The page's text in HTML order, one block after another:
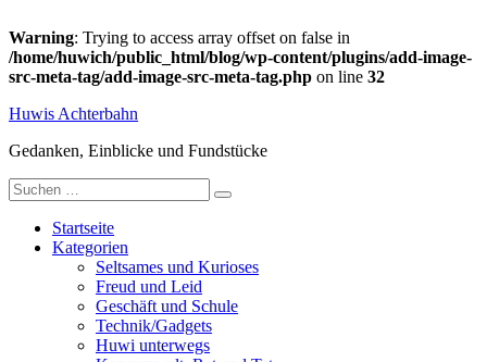
Warning: Trying to access array offset on false in
/home/huwich/public_html/blog/wp-content/plugins/add-image-
src-meta-tag/add-image-src-meta-tag.php on line 32
Inhalt
Huwis Achterbahn
Gedanken, Einblicke und Fundstücke
Suche
nach:
Startseite
Kategorien
Seltsames und Kurioses
Freud und Leid
Geschäft und Schule
Technik/Gadgets
Huwi unterwegs